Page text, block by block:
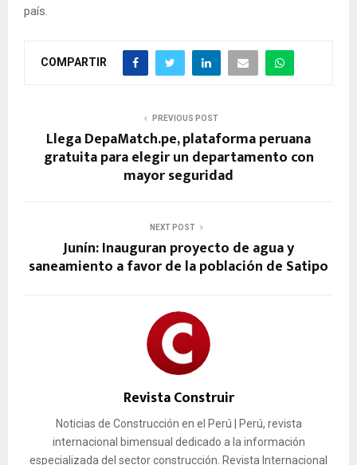
país.
COMPARTIR
PREVIOUS POST
Llega DepaMatch.pe, plataforma peruana
gratuita para elegir un departamento con
mayor seguridad
NEXT POST
Junín: Inauguran proyecto de agua y
saneamiento a favor de la población de Satipo
Revista Construir
Noticias de Construcción en el Perú | Perú, revista
internacional bimensual dedicado a la información
especializada del sector construcción. Revista Internacional